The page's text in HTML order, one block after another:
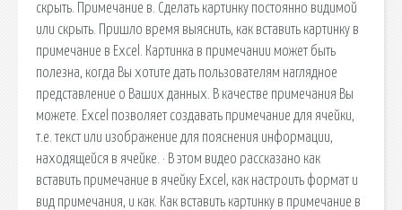
скрыть. Примечание в. Сделать картинку постоянно видимой
или скрыть. Пришло время выяснить, как вставить картинку в
примечание в Excel. Картинка в примечании может быть
полезна, когда Вы хотите дать пользователям наглядное
представление о Ваших данных. В качестве примечания Вы
можете. Excel позволяет создавать примечание для ячейки,
т.е. текст или изображение для пояснения информации,
находящейся в ячейке. · В этом видео рассказано как
вставить примечание в ячейку Excel, как настроить формат и
вид примечания, и как. Как вставить картинку в примечание в